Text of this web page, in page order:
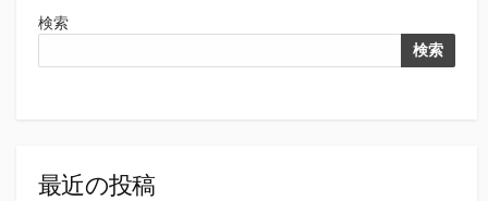
ペ
り
検索
検索
最近の投稿